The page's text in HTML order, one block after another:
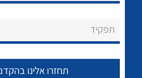
הצוות שלנו
שאלות ותשובות
תפקיד